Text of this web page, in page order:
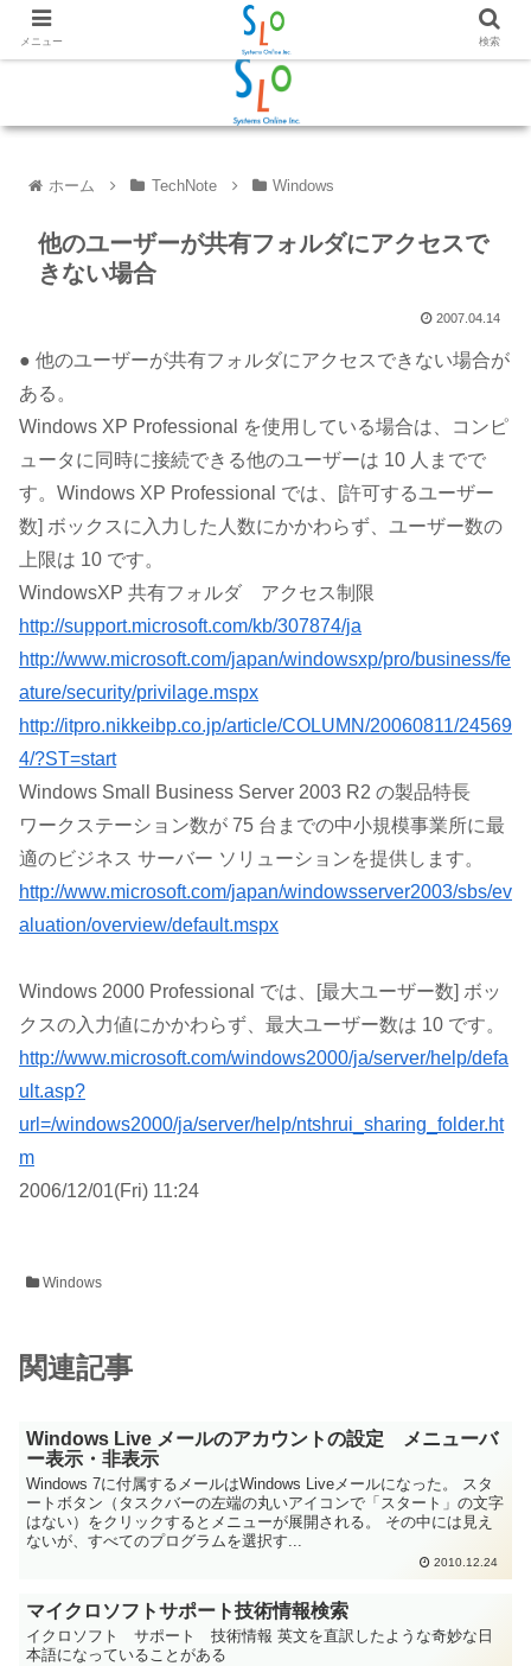
ホーム TechNote Windows
他のユーザーが共有フォルダにアクセスで
きない場合
2007.04.14
● 他のユーザーが共有フォルダにアクセスできない場合が
ある。
Windows XP Professional を使用している場合は、コンピ
ュータに同時に接続できる他のユーザーは 10 人までで
す。Windows XP Professional では、[許可するユーザー
数] ボックスに入力した人数にかかわらず、ユーザー数の
上限は 10 です。
WindowsXP 共有フォルダ アクセス制限
http://support.microsoft.com/kb/307874/ja
http://www.microsoft.com/japan/windowsxp/pro/business/fe
ature/security/privilage.mspx
http://itpro.nikkeibp.co.jp/article/COLUMN/20060811/24569
4/?ST=start
Windows Small Business Server 2003 R2 の製品特長
ワークステーション数が 75 台までの中小規模事業所に最
適のビジネス サーバー ソリューションを提供します。
http://www.microsoft.com/japan/windowsserver2003/sbs/ev
aluation/overview/default.mspx
Windows 2000 Professional では、[最大ユーザー数] ボッ
クスの入力値にかかわらず、最大ユーザー数は 10 です。
http://www.microsoft.com/windows2000/ja/server/help/defa
ult.asp?
url=/windows2000/ja/server/help/ntshrui_sharing_folder.ht
m
2006/12/01(Fri) 11:24
Windows
関連記事
Windows Live メールのアカウントの設定 メニューバ
ー表示・非表示
Windows 7に付属するメールはWindows Liveメールになった。 スタ
ートボタン（タスクバーの左端の丸いアイコンで「スタート」の文字
はない）をクリックするとメニューが展開される。 その中には見え
ないが、すべてのプログラムを選択す...
2010.12.24
マイクロソフトサポート技術情報検索
イクロソフト サポート 技術情報 英文を直訳したような奇妙な日
本語になっていることがある
メニュー 検索